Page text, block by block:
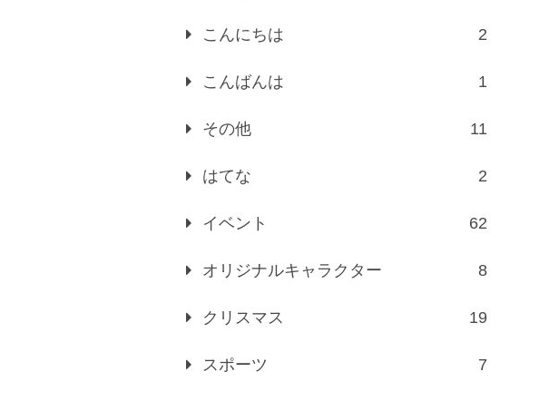
こんにちは 2
こんばんは 1
その他 11
はてな 2
イベント 62
オリジナルキャラクター 8
クリスマス 19
スポーツ 7